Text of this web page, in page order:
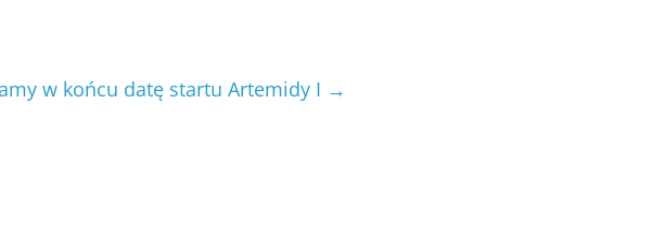
w końcu datę startu Artemidy I →